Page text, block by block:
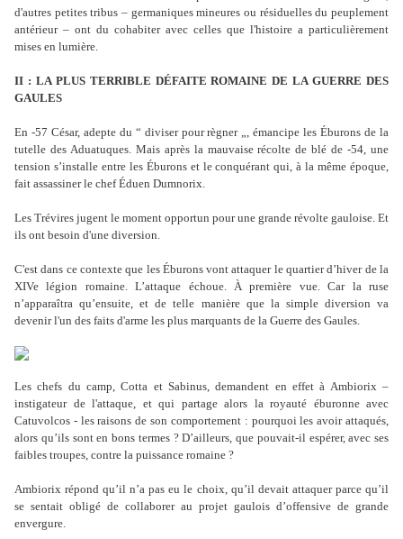
d'autres petites tribus – germaniques mineures ou résiduelles du peuplement
antérieur – ont du cohabiter avec celles que l'histoire a particulièrement
mises en lumière.
II : LA PLUS TERRIBLE DÉFAITE ROMAINE DE LA GUERRE DES
GAULES
En -57 César, adepte du “ diviser pour règner „, émancipe les Éburons de la
tutelle des Aduatuques. Mais après la mauvaise récolte de blé de -54, une
tension s’installe entre les Éburons et le conquérant qui, à la même époque,
fait assassiner le chef Éduen Dumnorix.
Les Trévires jugent le moment opportun pour une grande révolte gauloise. Et
ils ont besoin d'une diversion.
C'est dans ce contexte que les Éburons vont attaquer le quartier d’hiver de la
XIVe légion romaine. L’attaque échoue. À première vue. Car la ruse
n’apparaîtra qu’ensuite, et de telle manière que la simple diversion va
devenir l'un des faits d'arme les plus marquants de la Guerre des Gaules.
Les chefs du camp, Cotta et Sabinus, demandent en effet à Ambiorix –
instigateur de l'attaque, et qui partage alors la royauté éburonne avec
Catuvolcos - les raisons de son comportement : pourquoi les avoir attaqués,
alors qu’ils sont en bons termes ? D’ailleurs, que pouvait-il espérer, avec ses
faibles troupes, contre la puissance romaine ?
Ambiorix répond qu’il n’a pas eu le choix, qu’il devait attaquer parce qu’il
se sentait obligé de collaborer au projet gaulois d’offensive de grande
envergure.